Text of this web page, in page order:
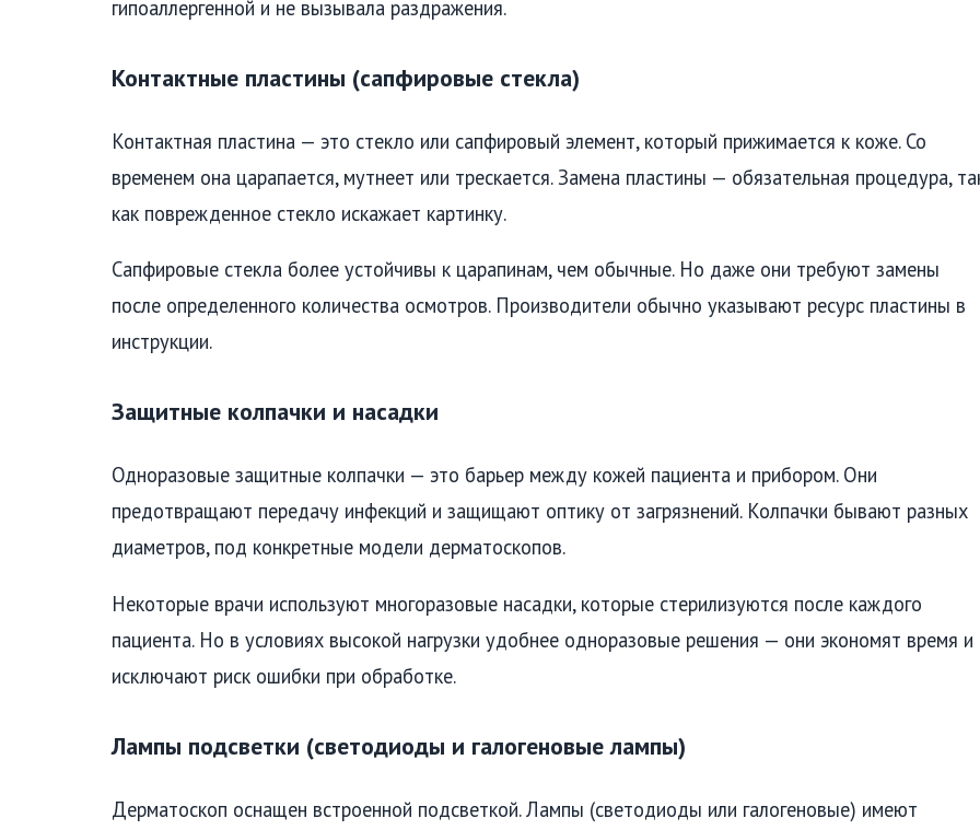
гипоаллергенной и не вызывала раздражения.
Контактные пластины (сапфировые стекла)
Контактная пластина — это стекло или сапфировый элемент, который прижимается к коже. Со
временем она царапается, мутнеет или трескается. Замена пластины — обязательная процедура,
как поврежденное стекло искажает картинку.
Сапфировые стекла более устойчивы к царапинам, чем обычные. Но даже они требуют замены
после определенного количества осмотров. Производители обычно указывают ресурс пластины в
инструкции.
Защитные колпачки и насадки
Одноразовые защитные колпачки — это барьер между кожей пациента и прибором. Они
предотвращают передачу инфекций и защищают оптику от загрязнений. Колпачки бывают разных
диаметров, под конкретные модели дерматоскопов.
Некоторые врачи используют многоразовые насадки, которые стерилизуются после каждого
пациента. Но в условиях высокой нагрузки удобнее одноразовые решения — они экономят время и
исключают риск ошибки при обработке.
Лампы подсветки (светодиоды и галогеновые лампы)
Дерматоскоп оснащен встроенной подсветкой. Лампы (светодиоды или галогеновые) имеют